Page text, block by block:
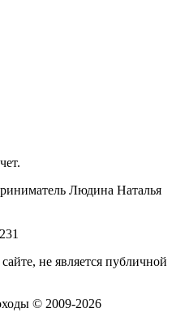
Людина Наталья
не является публичной
© 2009-2026